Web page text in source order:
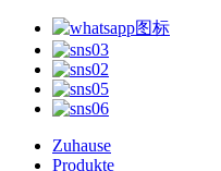
Zuhause
Produkte